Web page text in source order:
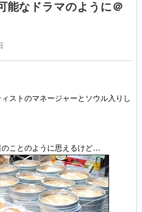
能なドラマのように＠
ストのマネージャーとソウル入りし
ことのように思えるけど…